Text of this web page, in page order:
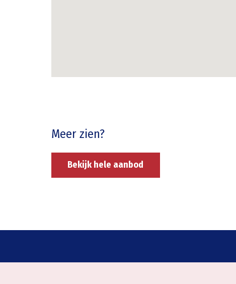
Meer zien?
Bekijk hele aanbod